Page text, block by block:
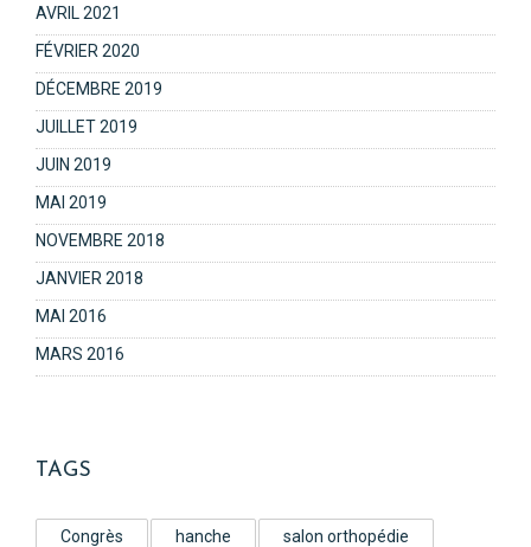
AVRIL 2021
FÉVRIER 2020
DÉCEMBRE 2019
JUILLET 2019
JUIN 2019
MAI 2019
NOVEMBRE 2018
JANVIER 2018
MAI 2016
MARS 2016
TAGS
Congrès hanche
salon orthopédie